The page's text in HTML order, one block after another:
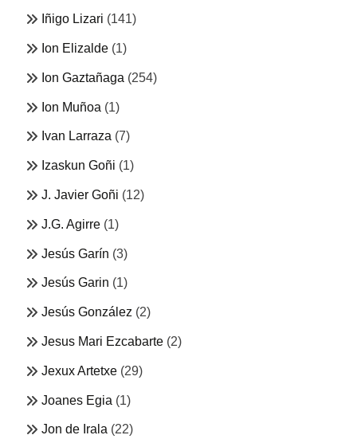
Iñigo Lizari (141)
Ion Elizalde (1)
Ion Gaztañaga (254)
Ion Muñoa (1)
Ivan Larraza (7)
Izaskun Goñi (1)
J. Javier Goñi (12)
J.G. Agirre (1)
Jesús Garín (3)
Jesús Garin (1)
Jesús González (2)
Jesus Mari Ezcabarte (2)
Jexux Artetxe (29)
Joanes Egia (1)
Jon de Irala (22)